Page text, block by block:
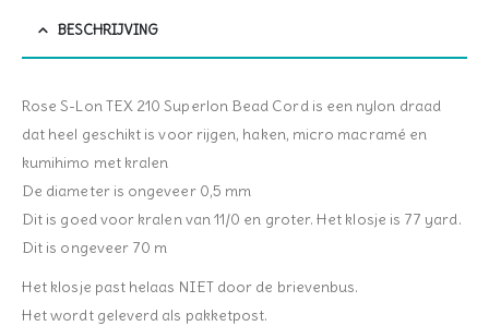
BESCHRIJVING
Rose S-Lon TEX 210 Superlon Bead Cord is een nylon draad
dat heel geschikt is voor rijgen, haken, micro macramé en
kumihimo met kralen
De diameter is ongeveer 0,5 mm
Dit is goed voor kralen van 11/0 en groter. Het klosje is 77 yard.
Dit is ongeveer 70 m
Het klosje past helaas NIET door de brievenbus.
Het wordt geleverd als pakketpost.